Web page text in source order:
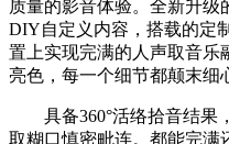
质量的影音体验。全新升
DIY自定义内容，搭载的定
置上实现完满的人声取音乐
亮色，每一个细节都颠末细
具备360°活络拾音结果
取糊口慎密毗连。都能完满